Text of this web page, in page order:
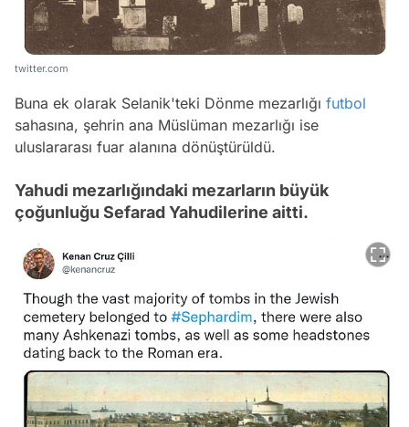
twitter.com
Buna ek olarak Selanik'teki Dönme mezarlığı futbol
sahasına, şehrin ana Müslüman mezarlığı ise
uluslararası fuar alanına dönüştürüldü.
Yahudi mezarlığındaki mezarların büyük
çoğunluğu Sefarad Yahudilerine aitti.